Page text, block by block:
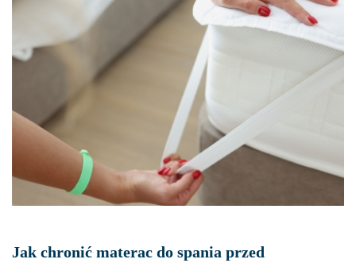
– to innowacyjne rozwiązanie, które pozwala na pełne
wykorzystanie każdego centymetra sypialni, niezależnie od jej
wielkości. Dzięki temu każde pomieszczenie, niezależnie od jego
metrażu, może stać się oazą komfortu i spokoju. A jeśli martwisz się,
że twój wzrost lub specyficzne wymagania nie pozwolą na
znalezienie odpowiedniego materaca, Plantpur jest tu, by sprostać
twoim potrzebom. Nasze łóżka i materace na wymiar są
odpowiedzią na indywidualne potrzeby każdego klienta,
gwarantując jednocześnie wysoką jakość snu i estetyczny wygląd
wnętrza.
Jak chronić materac do spania przed